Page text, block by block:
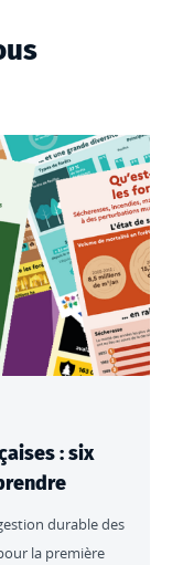
: six
durable des
la première